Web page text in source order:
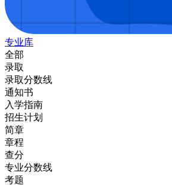
专业库
全部
录取
录取分数线
通知书
入学指南
招生计划
简章
章程
查分
专业分数线
考题